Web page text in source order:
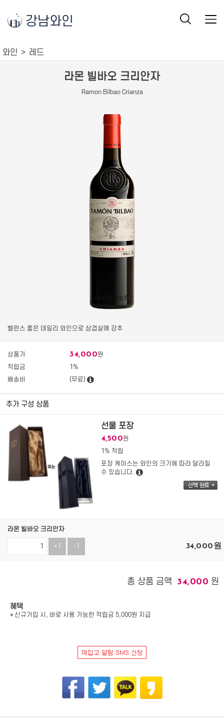
강남와인
와인 레드
라몬 빌바오 크리안자
Ramon Bilbao Crianza
밸런스 좋은 데일리 와인으로 삼겹살에 강추
상품가 34,000원
적립금
1%
배송비
(무료)
추가 구성 상품
선물 포장
4,500원
1% 적립
포장 케이스는 와인의 크기에 따라 달라질
수 있습니다.
라몬 빌바오 크리안자
+1 -1 34,000원
총 상품 금액 34,000 원
혜택
* 신규가입 시, 바로 사용 가능한 적립금 5,000원 지급